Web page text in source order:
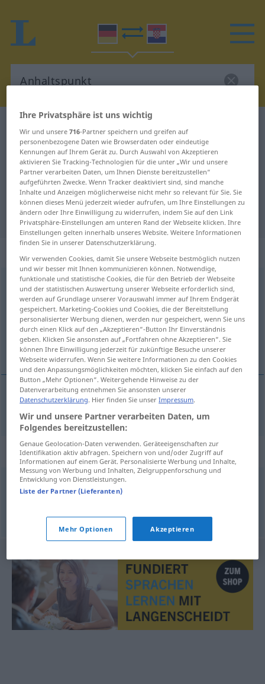
Deutsch-Kroatisch Übersetzung für
"Anhaltspunkt"
"Anhaltspunkt" Kroatisch
Übersetzung
„Anhaltspunkt“ : Maskulinum
Anhaltspunktm <-(e)s; -e>
Übersicht aller Übersetzungen
(Für mehr Details die Übersetzung anklicken/antippen)
uporište
Anhaltspunkt
Synonyme für "Anhaltspunkt"
Hinweis,Moment,Indiz,Anzeichen
© OpenThesaurus.de
Ihre Privatsphäre ist uns wichtig
Wir und unsere716-Partner speichern und greifen auf
personenbezogene Daten wie Browserdaten oder eindeutige
Kennungen auf Ihrem Gerät zu. Durch Auswahl von Akzeptieren
aktivieren Sie Tracking-Technologien für die unter „Wir und unsere
Partner verarbeiten Daten, um Ihnen Dienste bereitzustellen“
aufgeführten Zwecke. Wenn Tracker deaktiviert sind, sind manche
Inhalte und Anzeigen möglicherweise nicht mehr so relevant für Sie. Sie
können dieses Menü jederzeit wieder aufrufen, um Ihre Einstellungen zu
ändern oder Ihre Einwilligung zu widerrufen, indem Sie auf den Link
Privatsphäre-Einstellungen am unteren Rand der Webseite klicken. Ihre
Einstellungen gelten innerhalb unseres Website. Weitere Informationen
finden Sie in unserer Datenschutzerklärung.
Wir verwenden Cookies, damit Sie unsere Webseite bestmöglich nutzen
und wir besser mit Ihnen kommunizieren können. Notwendige,
funktionale und statistische Cookies, die für den Betrieb der Webseite
und der statistischen Auswertung unserer Webseite erforderlich sind,
werden auf Grundlage unserer Vorauswahl immer auf Ihrem Endgerät
gespeichert. Marketing-Cookies und Cookies, die der Bereitstellung
personalisierter Werbung dienen, werden nur gespeichert, wenn Sie uns
durch einen Klick auf den „Akzeptieren“-Button Ihr Einverständnis
geben. Klicken Sie ansonsten auf „Fortfahren ohne Akzeptieren“. Sie
können Ihre Einwilligung jederzeit für zukünftige Besuche unserer
Webseite widerrufen. Wenn Sie weitere Informationen zu den Cookies
und den Anpassungsmöglichkeiten möchten, klicken Sie einfach auf den
Button „Mehr Optionen“. Weitergehende Hinweise zu der
Datenverarbeitung entnehmen Sie ansonsten unserer
Datenschutzerklärung. Hier finden Sie unserImpressum.
Wir und unsere Partner verarbeiten Daten, um
Folgendes bereitzustellen:
Genaue Geolocation-Daten verwenden. Geräteeigenschaften zur
Identifikation aktiv abfragen. Speichern von und/oder Zugriff auf
Informationen auf einem Gerät. Personalisierte Werbung und Inhalte,
Messung von Werbung und Inhalten, Zielgruppenforschung und
Entwicklung von Dienstleistungen.
Liste der Partner (Lieferanten)
Mehr Optionen Akzeptieren